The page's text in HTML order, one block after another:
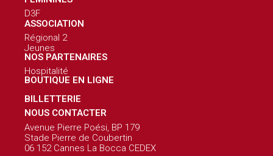
D3F
ASSOCIATION
Régional 2
Jeunes
NOS PARTENAIRES
Hospitalité
BOUTIQUE EN LIGNE
BILLETTERIE
NOUS CONTACTER
Avenue Pierre Poési, BP 179
Stade Pierre de Coubertin
06 152 Cannes La Bocca CEDEX